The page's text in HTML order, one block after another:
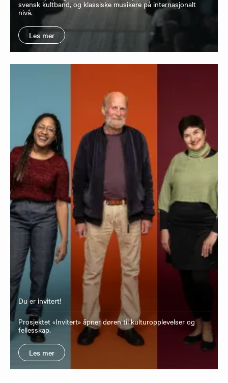
svensk kultband, og klassiske musikere på internasjonalt
nivå.
Les mer
Du er invitert!
Prosjektet «Invitert» åpner døren til kulturopplevelser og
fellesskap.
Les mer